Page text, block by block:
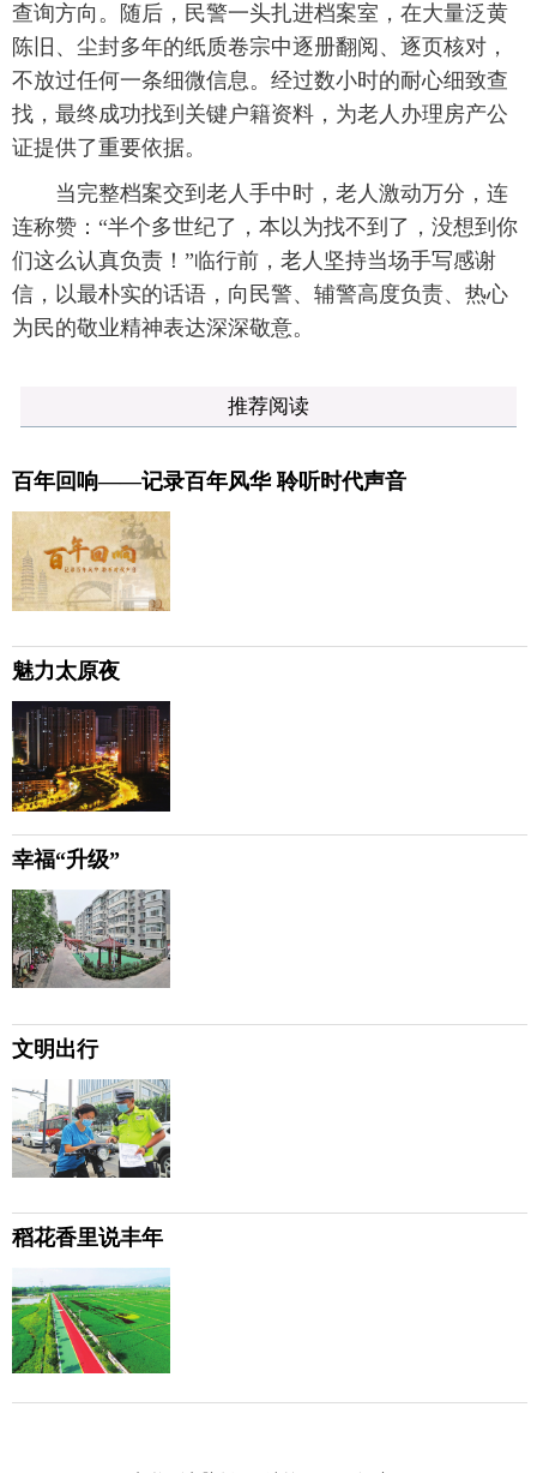
查询方向。随后，民警一头扎进档案室，在大量泛黄
陈旧、尘封多年的纸质卷宗中逐册翻阅、逐页核对，
不放过任何一条细微信息。经过数小时的耐心细致查
找，最终成功找到关键户籍资料，为老人办理房产公
证提供了重要依据。
当完整档案交到老人手中时，老人激动万分，连
连称赞：“半个多世纪了，本以为找不到了，没想到你
们这么认真负责！”临行前，老人坚持当场手写感谢
信，以最朴实的话语，向民警、辅警高度负责、热心
为民的敬业精神表达深深敬意。
推荐阅读
百年回响——记录百年风华 聆听时代声音
魅力太原夜
幸福“升级”
文明出行
稻花香里说丰年